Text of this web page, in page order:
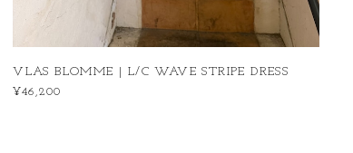
VLAS BLOMME | L/C WAVE STRIPE DRESS
¥46,200